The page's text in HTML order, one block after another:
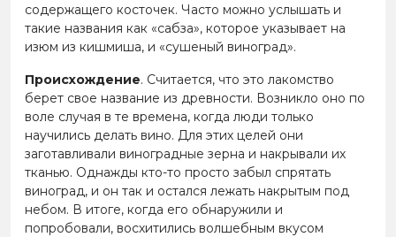
содержащего косточек. Часто можно услышать и
такие названия как «сабза», которое указывает на
изюм из кишмиша, и «сушеный виноград».
Происхождение. Считается, что это лакомство
берет свое название из древности. Возникло оно по
воле случая в те времена, когда люди только
научились делать вино. Для этих целей они
заготавливали виноградные зерна и накрывали их
тканью. Однажды кто-то просто забыл спрятать
виноград, и он так и остался лежать накрытым под
небом. В итоге, когда его обнаружили и
попробовали, восхитились волшебным вкусом